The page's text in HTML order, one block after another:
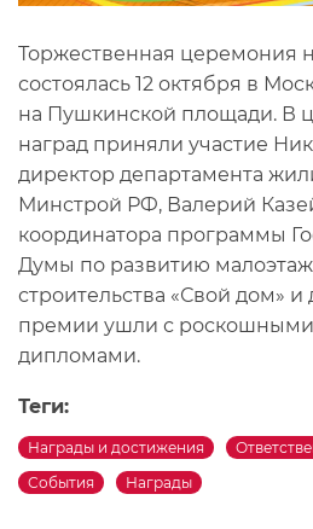
Торжественная церемония
состоялась 12 октября в
на Пушкинской площади. В
наград приняли участие
директор департамента
Минстрой РФ, Валерий
координатора программы
Думы по развитию
строительства «Свой дом» и
премии ушли с
дипломами.
Теги:
Награды и достижения
События
Награды